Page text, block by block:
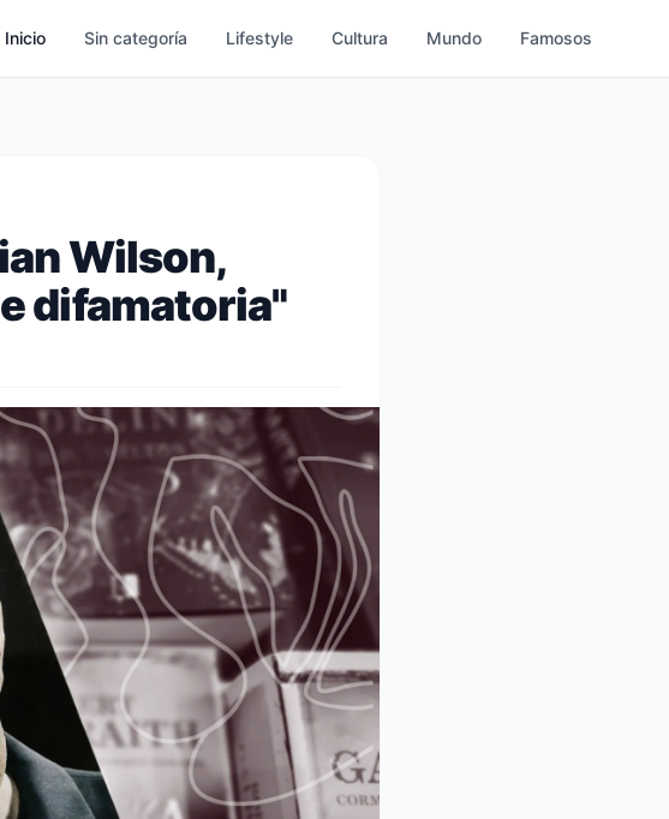
Inicio Sin categoría Lifestyle Cultura Mundo Famosos
Wilson,
difamatoria"